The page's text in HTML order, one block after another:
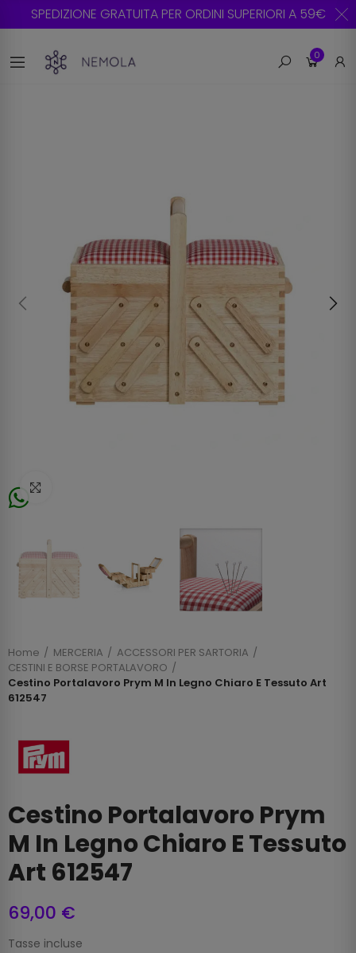
SPEDIZIONE GRATUITA PER ORDINI SUPERIORI A 59€
0
Home MERCERIA
ACCESSORI PER SARTORIA
CESTINI E BORSE PORTALAVORO
Cestino Portalavoro Prym M In Legno Chiaro E Tessuto Art
612547
Cestino Portalavoro Prym
M In Legno Chiaro E Tessuto
Art 612547
69,00 €
Tasse incluse